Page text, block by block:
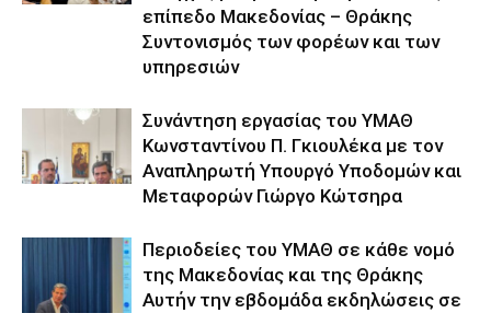
επίπεδο Μακεδονίας – Θράκης
Συντονισμός των φορέων και των
υπηρεσιών
Συνάντηση εργασίας του ΥΜΑΘ
Κωνσταντίνου Π. Γκιουλέκα με τον
Αναπληρωτή Υπουργό Υποδομών και
Μεταφορών Γιώργο Κώτσηρα
Περιοδείες του ΥΜΑΘ σε κάθε νομό
της Μακεδονίας και της Θράκης
Αυτήν την εβδομάδα εκδηλώσεις σε